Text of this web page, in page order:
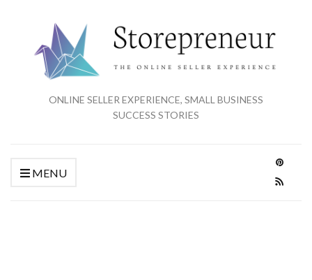
ONLINE SELLER EXPERIENCE, SMALL BUSINESS
SUCCESS STORIES
MENU